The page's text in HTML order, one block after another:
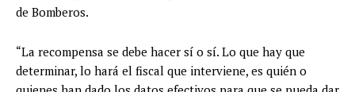
de Bomberos.
“La recompensa se debe hacer sí o sí. Lo que hay que
determinar, lo hará el fiscal que interviene, es quién o